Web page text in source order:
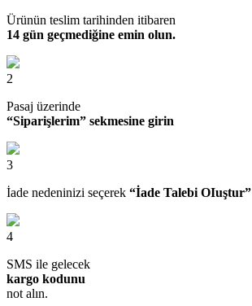
Ürünün teslim tarihinden itibaren
14 gün geçmediğine emin olun.
2
Pasaj üzerinde
“Siparişlerim” sekmesine girin
3
İade nedeninizi seçerek “İade Talebi OIuştur”
4
SMS ile gelecek
kargo kodunu
not alın.